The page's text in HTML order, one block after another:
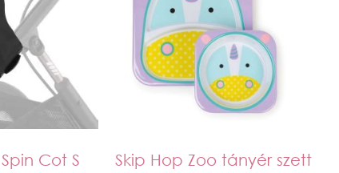
Cot S
Skip Hop Zoo tányér szett